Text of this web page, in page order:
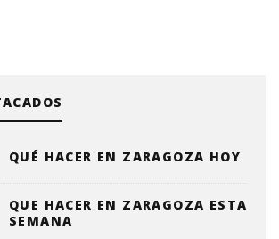
QUÉ HACER EN ZARAGOZA HOY
QUE HACER EN ZARAGOZA ESTA
SEMANA